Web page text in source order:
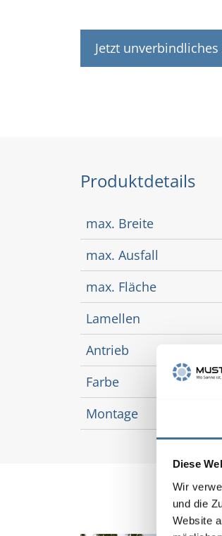
Diese
Wir
und die
Website
Jetzt
Produktdetails
max. Breite
max. Ausfall
max. Fläche
Lamellen
Antrieb
Farbe
Montage